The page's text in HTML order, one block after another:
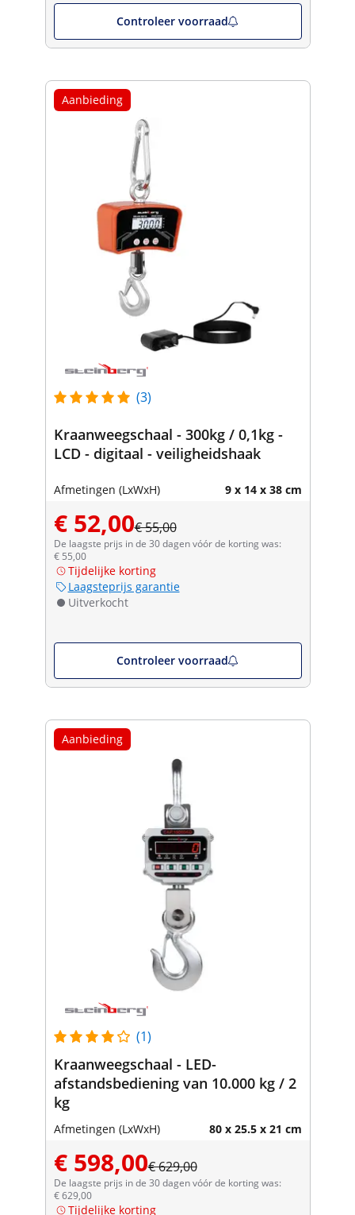
Controleer voorraad
Aanbieding
(3)
Kraanweegschaal - 300kg / 0,1kg -
LCD - digitaal - veiligheidshaak
Afmetingen (LxWxH) 9 x 14 x 38 cm
€ 52,00€ 55,00
De laagste prijs in de 30 dagen vóór de korting was:
€ 55,00
Tijdelijke korting
Laagsteprijs garantie
Uitverkocht
Controleer voorraad
Aanbieding
(1)
Kraanweegschaal - LED-
afstandsbediening van 10.000 kg / 2
kg
Afmetingen (LxWxH) 80 x 25.5 x 21 cm
€ 598,00€ 629,00
De laagste prijs in de 30 dagen vóór de korting was:
€ 629,00
Tijdelijke korting